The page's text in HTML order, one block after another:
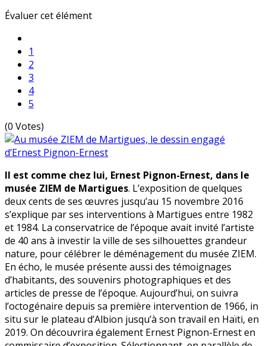
Évaluer cet élément
1
2
3
4
5
(0 Votes)
Il est comme chez lui, Ernest Pignon-Ernest, dans le
musée ZIEM de Martigues. L’exposition de quelques
deux cents de ses œuvres jusqu’au 15 novembre 2016
s’explique par ses interventions à Martigues entre 1982
et 1984. La conservatrice de l’époque avait invité l’artiste
de 40 ans à investir la ville de ses silhouettes grandeur
nature, pour célébrer le déménagement du musée ZIEM.
En écho, le musée présente aussi des témoignages
d’habitants, des souvenirs photographiques et des
articles de presse de l’époque. Aujourd’hui, on suivra
l’octogénaire depuis sa première intervention de 1966, in
situ sur le plateau d’Albion jusqu’à son travail en Haïti, en
2019. On découvrira également Ernest Pignon-Ernest en